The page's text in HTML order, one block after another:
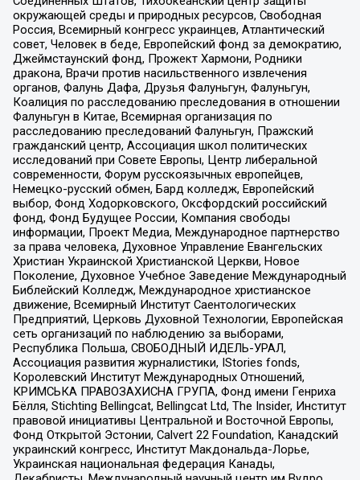
окружающей среды и природных ресурсов, Свободная
Россия, Всемирный конгресс украинцев, Атлантический
совет, Человек в беде, Европейский фонд за демократию,
Джеймстаунский фонд, Прожект Хармони, Родники
дракона, Врачи против насильственного извлечения
органов, Фалунь Дафа, Друзья Фалуньгун, Фалуньгун,
Коалиция по расследованию преследования в отношении
Фалуньгун в Китае, Всемирная организация по
расследованию преследований Фалуньгун, Пражский
гражданский центр, Ассоциация школ политических
исследований при Совете Европы, Центр либеральной
современности, Форум русскоязычных европейцев,
Немецко-русский обмен, Бард колледж, Европейский
выбор, Фонд Ходорковского, Оксфордский российский
фонд, Фонд Будущее России, Компания свободы
информации, Проект Медиа, Международное партнерство
за права человека, Духовное Управление Евангельских
Христиан Украинской Христианской Церкви, Новое
Поколение, Духовное Учебное Заведение Международный
Библейский Колледж, Международное христианское
движение, Всемирный Институт Саентологических
Предприятий, Церковь Духовной Технологии, Европейская
сеть организаций по наблюдению за выборами,
Республика Польша, СВОБОДНЫЙ ИДЕЛЬ-УРАЛ,
Ассоциация развития журналистики, IStories fonds,
Королевский Институт Международных Отношений,
КРИМСЬКА ПРАВОЗАХИСНА ГРУПА, Фонд имени Генриха
Бёлля, Stichting Bellingcat, Bellingcat Ltd, The Insider, Институт
правовой инициативы Центральной и Восточной Европы,
Фонд Открытой Эстонии, Calvert 22 Foundation, Канадский
украинский конгресс, Институт Макдональда-Лорье,
Украинская национальная федерация Канады,